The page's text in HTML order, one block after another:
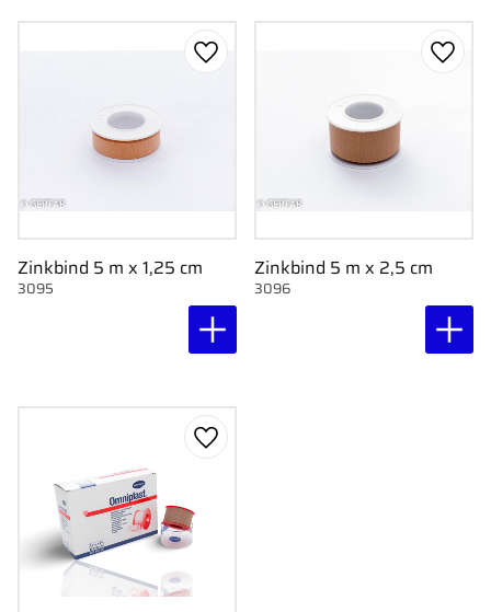
Zinkbind 5 m x 1,25 cm
3095
Gem som favorit
Zinkbind 5 m x 2,5 cm
3096
Gem
Gem som favorit